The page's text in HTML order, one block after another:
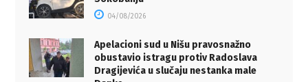
04/08/2026
Apelacioni sud u Nišu pravosnažno
obustavio istragu protiv Radoslava
Dragijevića u slučaju nestanka male